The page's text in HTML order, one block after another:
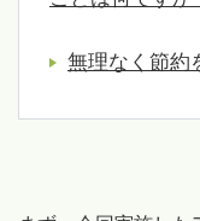
無理なく節約